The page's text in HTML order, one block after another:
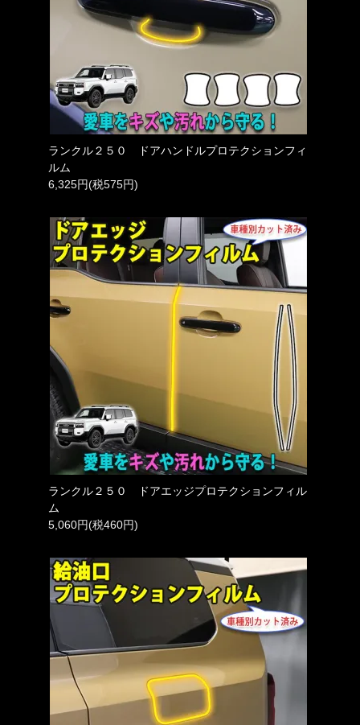
ランクル２５０ ドアハンドルプロテクションフィ
ルム
6,325円(税575円)
ランクル２５０ ドアエッジプロテクションフィル
ム
5,060円(税460円)